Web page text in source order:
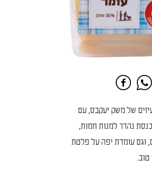
של משק יעקבס, עם
נהדר למנות חמות,
וגם עומדת יפה על פלטת